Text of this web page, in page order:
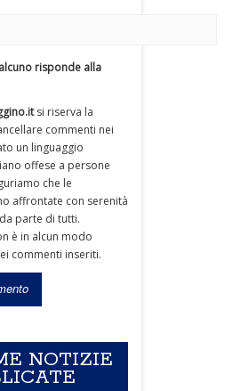
risponde alla
si riserva la
commenti nei
un linguaggio
offese a persone
che le
affrontate con serenità
parte di tutti.
è in alcun modo
commenti inseriti.
NOTIZIE